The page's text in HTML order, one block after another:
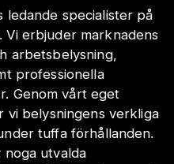
ledande specialister på
erbjuder marknadens
arbetsbelysning,
professionella
Genom vårt eget
vi belysningens verkliga
tuffa förhållanden.
utvalda